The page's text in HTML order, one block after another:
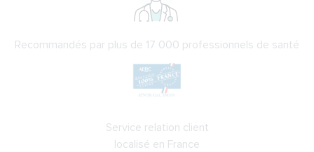
Recommandés par plus de 17 000 professionnels de santé
Service relation client
localisé en France